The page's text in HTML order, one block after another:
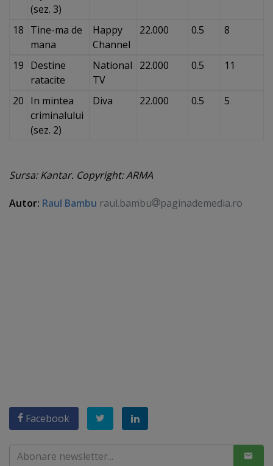
(sez. 3)
18 Tine-ma de
mana
Happy
Channel
22.000 0.5 8
19 Destine
ratacite
National
TV
22.000 0.5 11
20 In mintea
criminalului
(sez. 2)
Diva 22.000 0.5 5
Sursa: Kantar. Copyright: ARMA
Autor: Raul Bambu raul.bambu paginademedia.ro
Facebook